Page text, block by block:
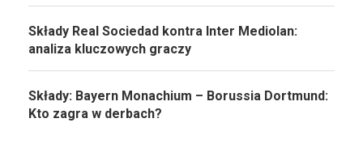
Składy Real Sociedad kontra Inter Mediolan:
analiza kluczowych graczy
Składy: Bayern Monachium – Borussia Dortmund:
Kto zagra w derbach?